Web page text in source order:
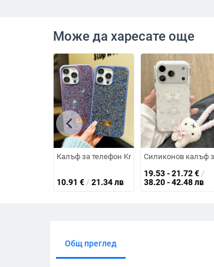
Може да харесате още
Калъф за телефон Krocolor с TPU, пълно
10.91 € / 21.34 лв
Силиконов калъф
19.53 - 21.72€ /
38.20 - 42.48 лв
chevron_left
Общ преглед